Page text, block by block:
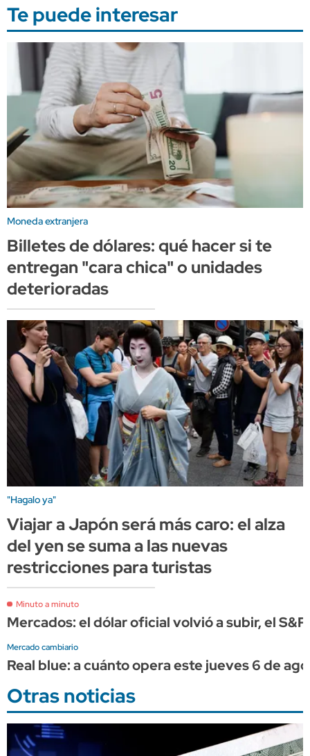
Te puede interesar
Moneda extranjera
Billetes de dólares: qué hacer si te
entregan "cara chica" o unidades
deterioradas
"Hagalo ya"
Viajar a Japón será más caro: el alza
del yen se suma a las nuevas
restricciones para turistas
Minuto a minuto
Mercados: el dólar oficial volvió a subir, el
Mercado cambiario
Real blue: a cuánto opera este jueves 6 de
Otras noticias